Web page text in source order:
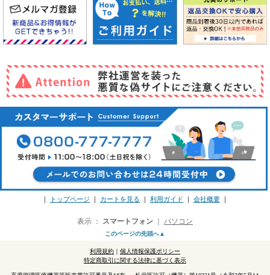
｜ トップページ ｜ カートを見る ｜ 利用ガイド ｜ 会社概要 ｜
表示 ： スマートフォン パソコン
このページの先頭へ▲
利用規約 ｜ 個人情報保護ポリシー
特定商取引に関する法律に基づく表示